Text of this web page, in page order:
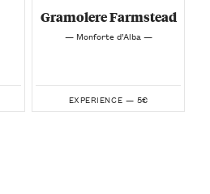
Gramolere Farmstead
— Monforte d’Alba —
EXPERIENCE — 5€